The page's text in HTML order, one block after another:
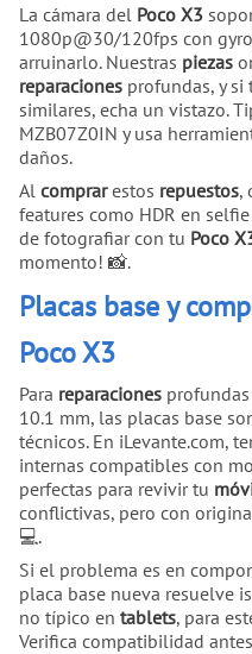
La cámara del Poco X3
1080p@30/120fps con
arruinarlo. Nuestras piezas
reparaciones profundas, y si
similares, echa un vistazo.
MZB07Z0IN y usa
daños.
Al comprarestos repuestos,
features como HDR en
de fotografiar con tu Poco
momento! 📸.
Placas base y
Poco X3
Para reparaciones
10.1 mm, las placas base
técnicos. En iLevante.com,
internas compatibles con
perfectas para revivir tu
conflictivas, pero con
💻.
Si el problema es en
placa base nueva resuelve
no típico en tablets, para
Verifica compatibilidad